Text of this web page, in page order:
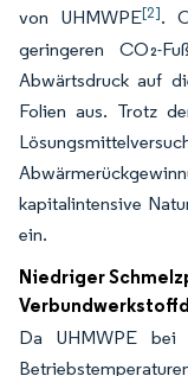
von UHMWPE[2].
geringeren CO₂-
Abwärtsdruck auf
Folien aus. Trotz
kapitalintensive
ein.
Niedriger
Da UHMWPE bei